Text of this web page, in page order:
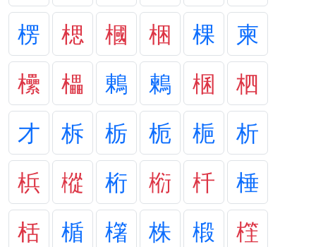
楞
楒 槶 梱 棵
柬
欙
櫑 鶇 鶫 棞
柶
才
柝 栃 栀 梔
析
梹
樅 桁 椼 杄
棰
栝
楯 櫡 株 椴
樦